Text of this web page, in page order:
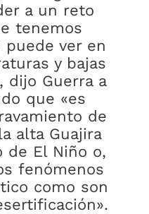
a un reto
tenemos
puede ver en
y bajas
dijo Guerra a
que «es
de
alta Guajira
de El Niño o,
fenómenos
como son